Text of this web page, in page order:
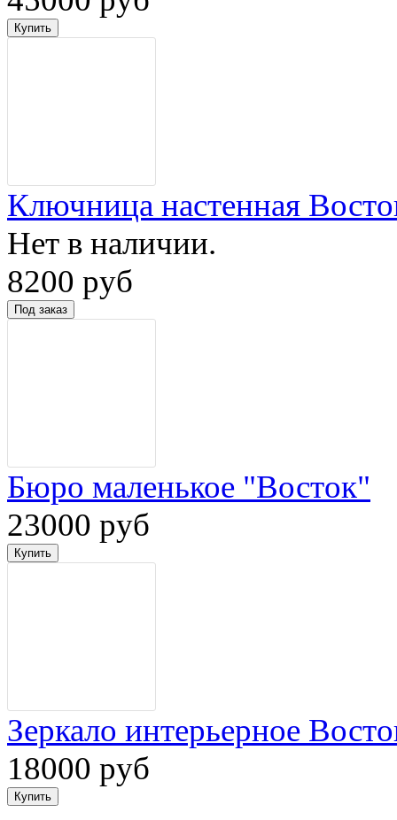
Ключница настенная
Нет в наличии.
8200 руб
Бюро маленькое "Восток"
23000 руб
Зеркало интерьерное
18000 руб